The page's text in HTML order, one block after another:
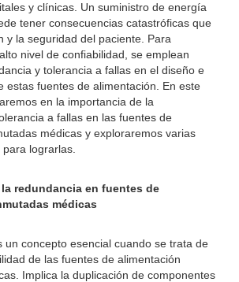
y clínicas. Un suministro de energía
tener consecuencias catastróficas que
y la seguridad del paciente. Para
nivel de confiabilidad, se emplean
y tolerancia a fallas en el diseño e
estas fuentes de alimentación. En este
en la importancia de la
a fallas en las fuentes de
médicas y exploraremos varias
lograrlas.
redundancia en fuentes de
médicas
un concepto esencial cuando se trata de
de las fuentes de alimentación
Implica la duplicación de componentes